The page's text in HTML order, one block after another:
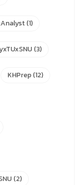
(1)
(3)
KHPrep(12)
(2)